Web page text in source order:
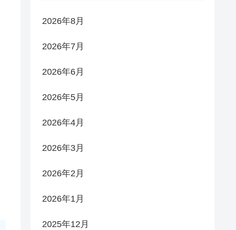
2026年8月
2026年7月
2026年6月
2026年5月
2026年4月
2026年3月
2026年2月
2026年1月
2025年12月